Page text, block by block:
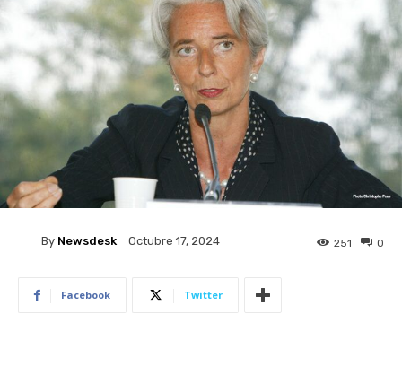
By Newsdesk Octubre 17, 2024 0
251
Facebook Twitter